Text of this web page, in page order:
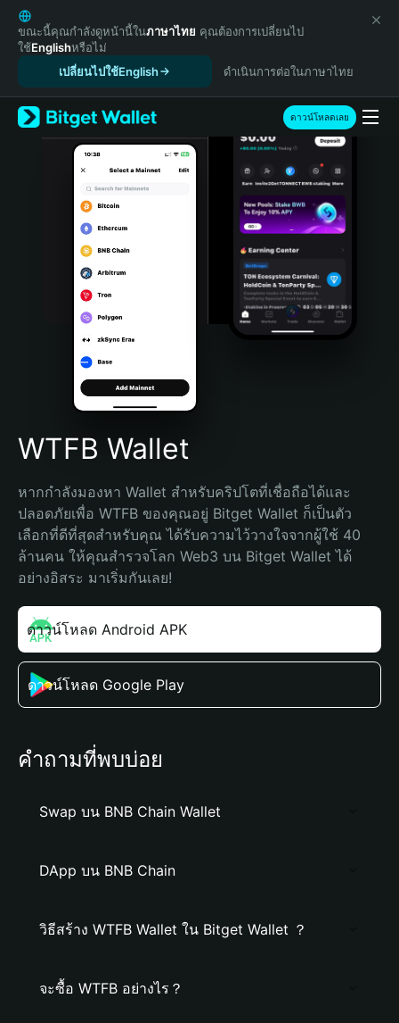
English
日本語
Tiếng Việt
Español (Latinoamérica)
Türkçe
Italiano
Português (Portugal)
Bahasa Indonesia
Português (Brasil)
Español (Argentina)
ขณะนี้คุณกำลังดูหน้านี้ในภาษาไทย คุณต้องการเปลี่ยนไป
ใช้Englishหรือไม่
เปลี่ยนไปใช้English
ดำเนินการต่อในภาษาไทย
ดาวน์โหลดเลย
WTFB Wallet
หากกำลังมองหา Wallet สำหรับคริปโตที่เชื่อถือได้และ
ปลอดภัยเพื่อ WTFB ของคุณอยู่ Bitget Wallet ก็เป็นตัว
เลือกที่ดีที่สุดสำหรับคุณ ได้รับความไว้วางใจจากผู้ใช้ 40
ล้านคน ให้คุณสำรวจโลก Web3 บน Bitget Wallet ได้
อย่างอิสระ มาเริ่มกันเลย!
ดาวน์โหลด Android APK
ดาวน์โหลด Google Play
คำถามที่พบบ่อย
Swap บน BNB Chain Wallet
DApp บน BNB Chain
วิธีสร้าง WTFB Wallet ใน Bitget Wallet ？
จะซื้อ WTFB อย่างไร？